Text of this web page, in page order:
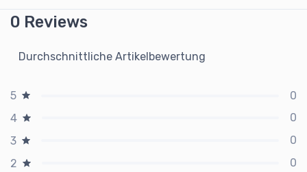
0 Reviews
Durchschnittliche Artikelbewertung
5
0
4
0
3
0
2
0